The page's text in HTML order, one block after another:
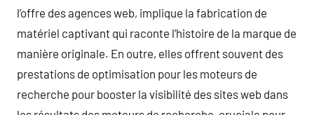
l’offre des agences web, implique la fabrication de
matériel captivant qui raconte l’histoire de la marque de
manière originale. En outre, elles offrent souvent des
prestations de optimisation pour les moteurs de
recherche pour booster la visibilité des sites web dans